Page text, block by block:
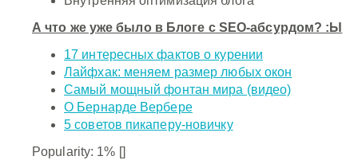
А что же уже было в Блоге с SEO-абсурдом? :Ы
17 интересных фактов о курении
Лайфхак: меняем размер любых окон
Самый мощный фонтан мира (видео)
О Бернарде Вербере
5 советов пикаперу-новичку
Popularity: 1% []